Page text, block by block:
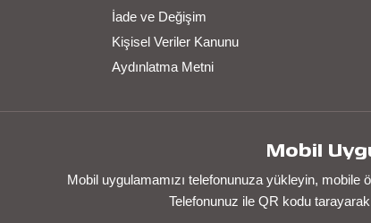
İade ve Değişim
Kişisel Veriler Kanunu
Aydınlatma Metni
Mobil
Mobil uygulamamızı telefonunuza yükleyin, mobile
Telefonunuz ile QR kodu